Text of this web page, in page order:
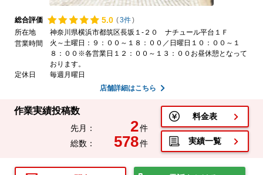
総合評価 5.0 (3件)
所在地
神奈川県横浜市都筑区長坂１-２０ ナチュール平台１Ｆ
営業時間
火～土曜日：９：００～１８：００／日曜日１０：００～１
８：００※各営業日１２：００～１３：００お昼休憩となって
おります。
定休日
毎週月曜日
店舗詳細はこちら
作業実績投稿数
先月： 2件
総数：
578件
料金表
実績一覧